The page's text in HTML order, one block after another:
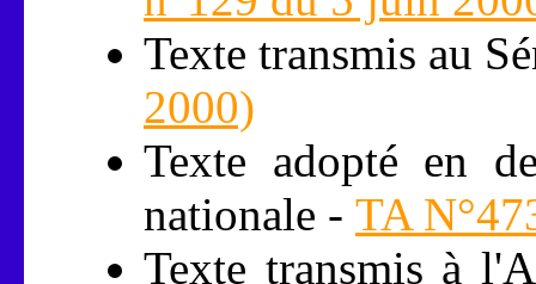
Texte transmis au
2000)
Texte adopté en
nationale - TA
Texte transmis à